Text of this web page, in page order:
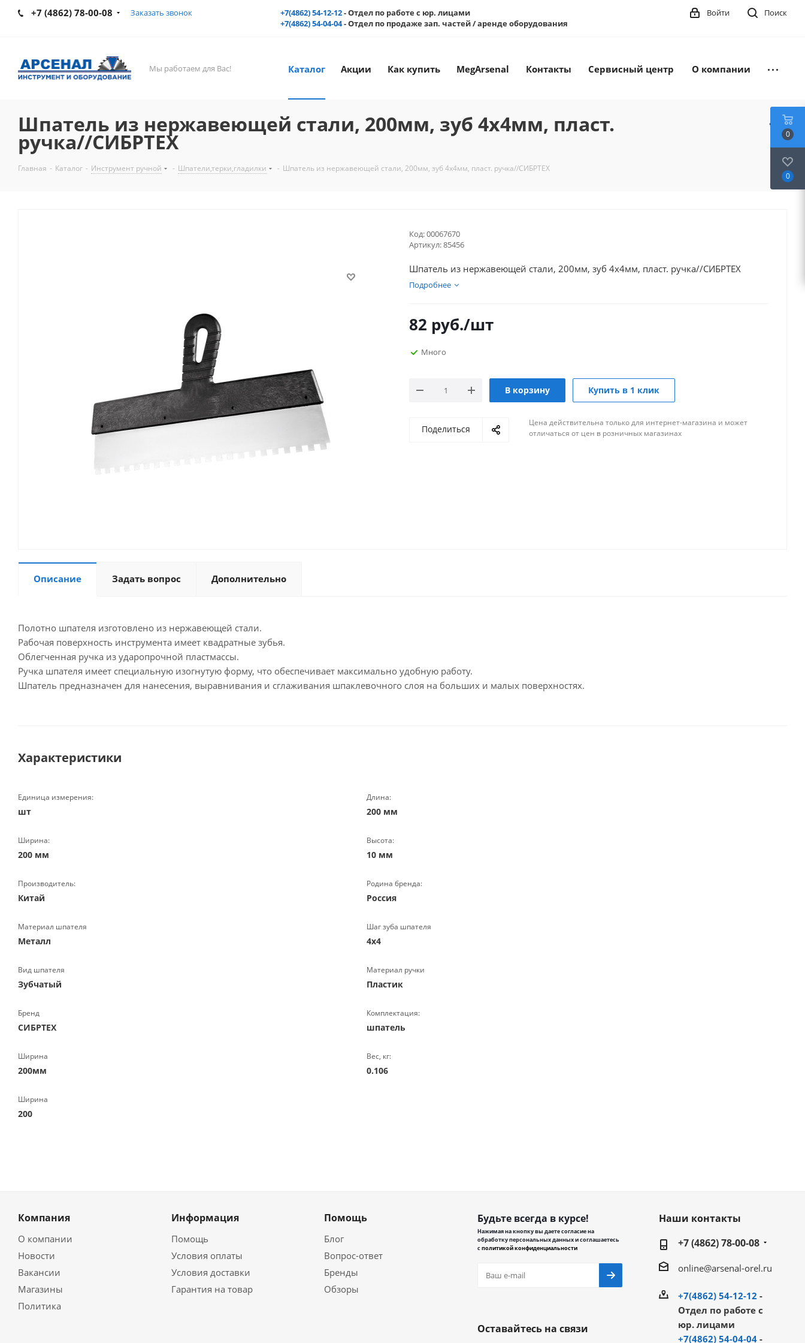
+7 (4862) 78-00-08 Заказать звонок +7(4862) 54-12-12- Отдел по работе с юр. лицами
+7(4862) 54-04-04- Отдел по продаже зап. частей / аренде оборудования
Поиск
Войти
Мы работаем для Вас! Каталог Акции Как купить MegArsenal Контакты Сервисный центр О компании
Шпатель из нержавеющей стали, 200мм, зуб 4х4мм, пласт.
ручка//СИБРТЕХ
Главная - Каталог - Инструмент ручной - Шпатели,терки,гладилки - Шпатель из нержавеющей стали, 200мм, зуб 4х4мм, пласт. ручка//СИБРТЕХ
Код:00067670
Артикул:85456
Шпатель из нержавеющей стали, 200мм, зуб 4х4мм, пласт. ручка//СИБРТЕХ
Подробнее
82 руб./шт
Много
В корзину Купить в 1 клик
Поделиться
Цена действительна только для интернет-магазина и может
отличаться от цен в розничных магазинах
Описание Задать вопрос Дополнительно
Полотно шпателя изготовлено из нержавеющей стали.
Рабочая поверхность инструмента имеет квадратные зубья.
Облегченная ручка из ударопрочной пластмассы.
Ручка шпателя имеет специальную изогнутую форму, что обеспечивает максимально удобную работу.
Шпатель предназначен для нанесения, выравнивания и сглаживания шпаклевочного слоя на больших и малых поверхностях.
Характеристики
Единица измерения:
шт
Длина:
200 мм
Ширина:
200 мм
Высота:
10 мм
Производитель:
Китай
Родина бренда:
Россия
Материал шпателя
Металл
Шаг зуба шпателя
4х4
Вид шпателя
Зубчатый
Материал ручки
Пластик
Бренд
СИБРТЕХ
Комплектация:
шпатель
Ширина
200мм
Вес, кг:
0.106
Ширина
200
Компания
О компании
Новости
Вакансии
Магазины
Политика
Информация
Помощь
Условия оплаты
Условия доставки
Гарантия на товар
Помощь
Блог
Вопрос-ответ
Бренды
Обзоры
Будьте всегда в курсе!
Нажимая на кнопку вы даете согласие на
обработку персональных данных и соглашаетесь
сполитикой конфиденциальности
Оставайтесь на связи
Наши контакты
+7 (4862) 78-00-08
online@arsenal-orel.ru
+7(4862) 54-12-12 -
Отдел по работе с
юр. лицами
+7(4862) 54-04-04-
0
0